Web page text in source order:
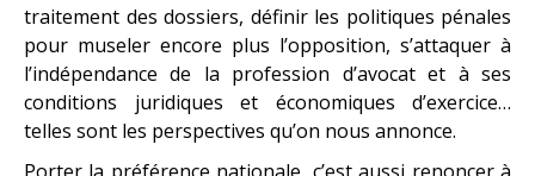
traitement des dossiers, définir les politiques pénales
pour museler encore plus l’opposition, s’attaquer à
l’indépendance de la profession d’avocat et à ses
conditions juridiques et économiques d’exercice…
telles sont les perspectives qu’on nous annonce.